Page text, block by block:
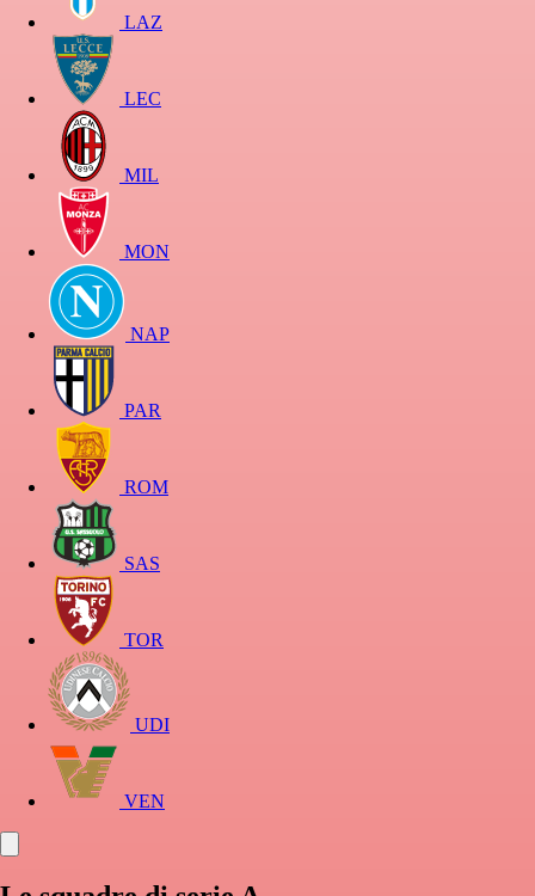
LAZ
LEC
MIL
MON
NAP
PAR
ROM
SAS
TOR
UDI
VEN